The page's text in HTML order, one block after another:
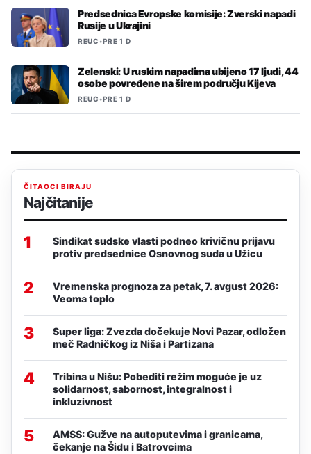
Predsednica Evropske komisije: Zverski napadi
Rusije u Ukrajini
REUC•PRE 1 D
Zelenski: U ruskim napadima ubijeno 17 ljudi, 44
osobe povređene na širem području Kijeva
REUC•PRE 1 D
ČITAOCI BIRAJU
Najčitanije
1
Sindikat sudske vlasti podneo krivičnu prijavu
protiv predsednice Osnovnog suda u Užicu
2
Vremenska prognoza za petak, 7. avgust 2026:
Veoma toplo
3
Super liga: Zvezda dočekuje Novi Pazar, odložen
meč Radničkog iz Niša i Partizana
4
Tribina u Nišu: Pobediti režim moguće je uz
solidarnost, sabornost, integralnost i
inkluzivnost
5
AMSS: Gužve na autoputevima i granicama,
čekanje na Šidu i Batrovcima